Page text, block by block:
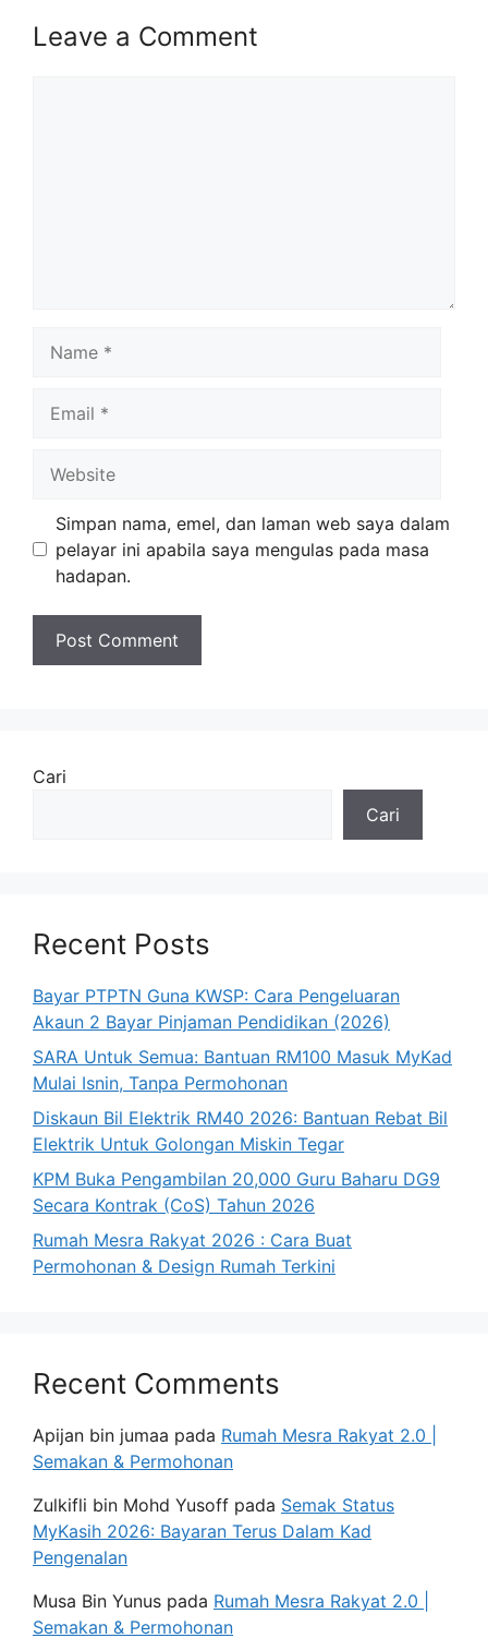
Leave a Comment
Simpan nama, emel, dan laman web saya dalam
pelayar ini apabila saya mengulas pada masa
hadapan.
Cari
Cari
Recent Posts
Bayar PTPTN Guna KWSP: Cara Pengeluaran
Akaun 2 Bayar Pinjaman Pendidikan (2026)
SARA Untuk Semua: Bantuan RM100 Masuk MyKad
Mulai Isnin, Tanpa Permohonan
Diskaun Bil Elektrik RM40 2026: Bantuan Rebat Bil
Elektrik Untuk Golongan Miskin Tegar
KPM Buka Pengambilan 20,000 Guru Baharu DG9
Secara Kontrak (CoS) Tahun 2026
Rumah Mesra Rakyat 2026 : Cara Buat
Permohonan & Design Rumah Terkini
Recent Comments
Apijan bin jumaa pada Rumah Mesra Rakyat 2.0 |
Semakan & Permohonan
Zulkifli bin Mohd Yusoff pada Semak Status
MyKasih 2026: Bayaran Terus Dalam Kad
Pengenalan
Musa Bin Yunus pada Rumah Mesra Rakyat 2.0 |
Semakan & Permohonan